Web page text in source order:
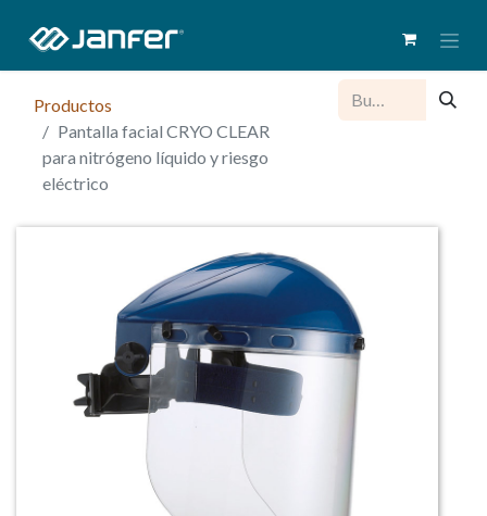
Productos
Pantalla facial CRYO CLEAR
para nitrógeno líquido y riesgo
eléctrico